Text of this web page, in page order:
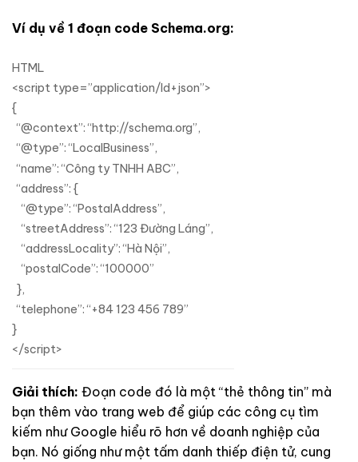
Ví dụ về 1 đoạn code Schema.org:
HTML
<script type=”application/ld+json”>
{
“@context”: “http://schema.org”,
“@type”: “LocalBusiness”,
“name”: “Công ty TNHH ABC”,
“address”: {
“@type”: “PostalAddress”,
“streetAddress”: “123 Đường Láng”,
“addressLocality”: “Hà Nội”,
“postalCode”: “100000”
},
“telephone”: “+84 123 456 789”
}
</script>
Giải thích: Đoạn code đó là một “thẻ thông tin” mà
bạn thêm vào trang web để giúp các công cụ tìm
kiếm như Google hiểu rõ hơn về doanh nghiệp của
bạn. Nó giống như một tấm danh thiếp điện tử, cung